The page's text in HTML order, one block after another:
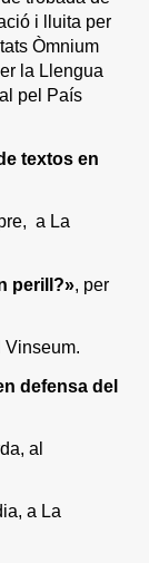
i lluita per
Òmnium
la Llengua
pel País
textos en
a La
perill?», per
Vinseum.
defensa del
al
a La